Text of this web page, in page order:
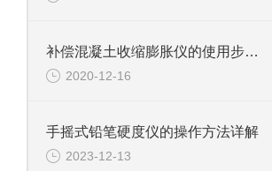
补偿混凝土收缩膨胀仪的使用步骤，小白也能看懂
2020-12-16
手摇式铅笔硬度仪的操作方法详解
2023-12-13